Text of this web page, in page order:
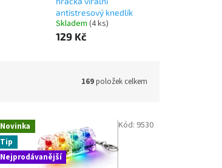
antistresový knedlík
Skladem (4 ks)
129 Kč
169položek celkem
Novinka
Tip
Nejprodávanější
Kód: 9530